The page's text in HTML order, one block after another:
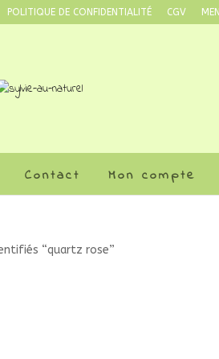
POLITIQUE DE CONFIDENTIALITÉ CGV
Contact Mon compte
“quartz rose”